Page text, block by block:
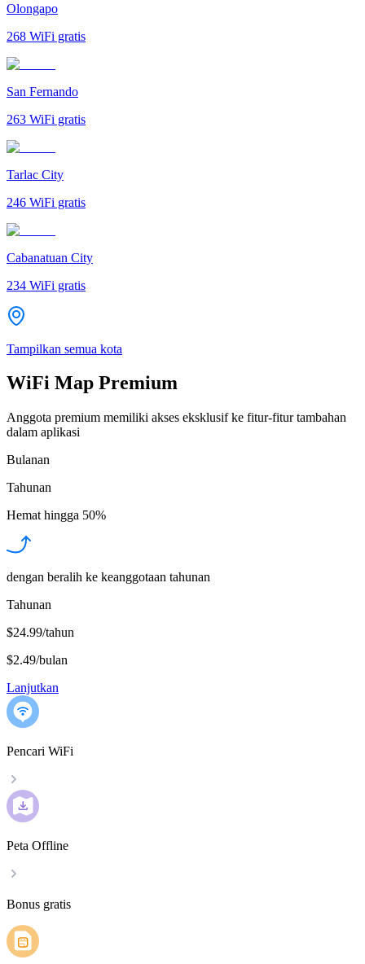
Olongapo
268 WiFi gratis
San Fernando
263 WiFi gratis
Tarlac City
246 WiFi gratis
Cabanatuan City
234 WiFi gratis
Tampilkan semua kota
WiFi Map Premium
Anggota premium memiliki akses eksklusif ke fitur-fitur tambahan
dalam aplikasi
Bulanan
Tahunan
Hemat hingga 50%
dengan beralih ke keanggotaan tahunan
Tahunan
$24.99/tahun
$2.49/bulan
Lanjutkan
Pencari WiFi
Peta Offline
Bonus gratis